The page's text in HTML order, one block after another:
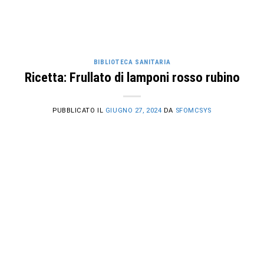
BIBLIOTECA SANITARIA
Ricetta: Frullato di lamponi rosso rubino
PUBBLICATO IL GIUGNO 27, 2024 DA SFOMCSYS